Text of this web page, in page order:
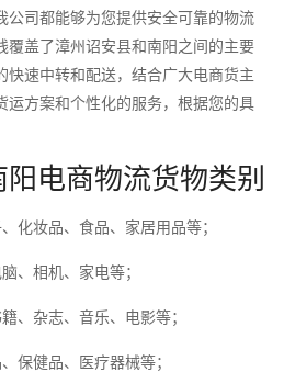
公司都能够为您提供安全可靠的物流
覆盖了漳州诏安县和南阳之间的主要
快速中转和配送，结合广大电商货主
运方案和个性化的服务，根据您的具
电商物流货物类别
化妆品、食品、家居用品等；
、相机、家电等；
、杂志、音乐、电影等；
保健品、医疗器械等；